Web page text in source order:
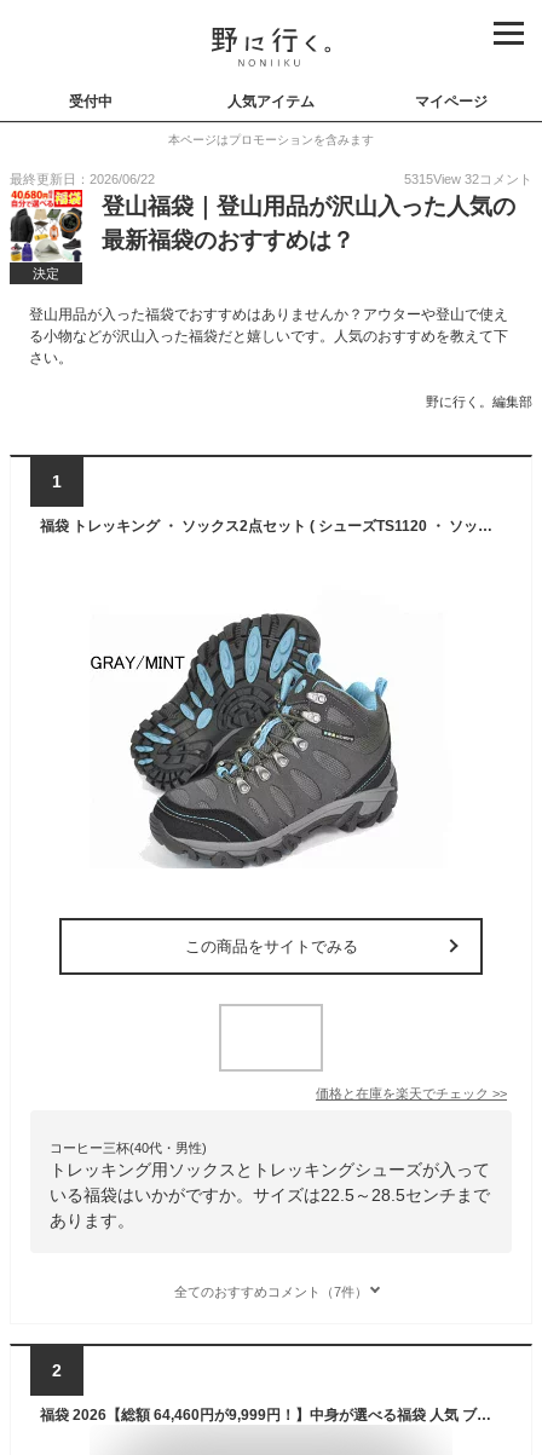
受付中 人気アイテム マイページ
本ページはプロモーションを含みます
最終更新日：2026/06/22 5315View 32コメント
決定
登山福袋｜登山用品が沢山入った人気の
最新福袋のおすすめは？
登山用品が入った福袋でおすすめはありませんか？アウターや登山で使え
る小物などが沢山入った福袋だと嬉しいです。人気のおすすめを教えて下
さい。
野に行く。編集部
1
福袋 トレッキング ・ ソックス2点セット ( シューズTS1120 ・ ソックス ) ( シューズTS1120 ・ ソックス ) 【 あす楽 】【 送料無料 ( 北海道 ・ 沖縄除く ) 】軽登山用セット
この商品をサイトでみる
価格と在庫を楽天でチェック >>
コーヒー三杯(40代・男性)
トレッキング用ソックスとトレッキングシューズが入って
いる福袋はいかがですか。サイズは22.5～28.5センチまで
あります。
全てのおすすめコメント（7件）
2
福袋 2026【総額 64,460円が9,999円！】中身が選べる福袋 人気 ブランドのアウトドアウェアやグッズが合計で5個入る大判振る舞い！赤字覚悟の大チャンス！中綿ジャケット ポップアップテント 腕時計 防災ラジオ 手袋 ダウンパンツ LEDライト リュック メンズ レディース